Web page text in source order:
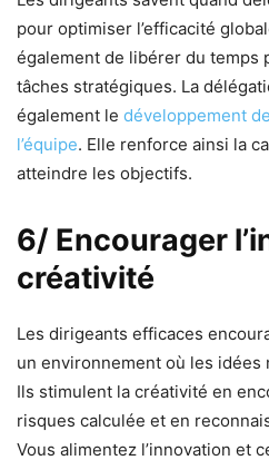
pour optimiser l’efficacité
également de libérer du temps
tâches stratégiques. La
également le développement
l’équipe. Elle renforce ainsi la
atteindre les objectifs.
6/ Encourager
créativité
Les dirigeants efficaces
un environnement où les
Ils stimulent la créativité en
risques calculée et en
Vous alimentez l’innovation et